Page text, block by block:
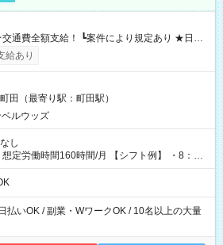
り） ┗働いたその日に現金GET♪ お仕事後はコ
分を引き落とせます！ 【試用期間】試
給あり
田（最寄り駅：町田駅）
ルウッズ
し
間160時間/月 【シフト例】 ・8：00
払いOK / 副業・WワークOK / 10名以上の大量